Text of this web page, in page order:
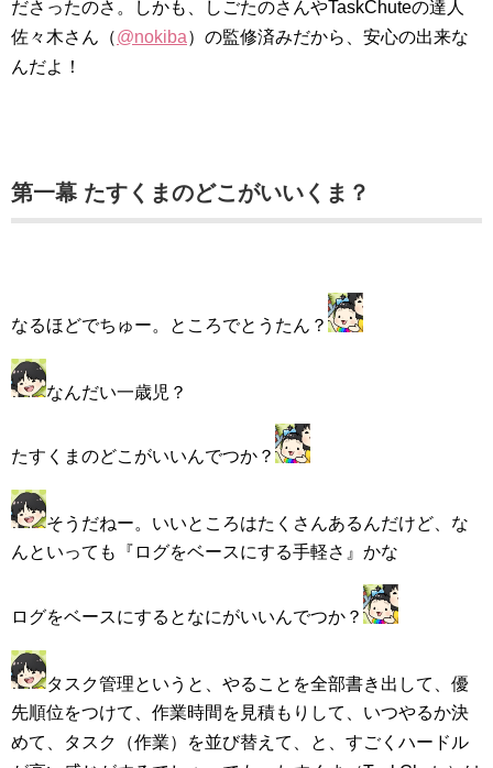
ださったのさ。しかも、しごたのさんやTaskChuteの達人
佐々木さん（@nokiba）の監修済みだから、安心の出来な
んだよ！
第一幕 たすくまのどこがいいくま？
なるほどでちゅー。ところでとうたん？
なんだい一歳児？
たすくまのどこがいいんでつか？
そうだねー。いいところはたくさんあるんだけど、な
んといっても『ログをベースにする手軽さ』かな
ログをベースにするとなにがいいんでつか？
タスク管理というと、やることを全部書き出して、優
先順位をつけて、作業時間を見積もりして、いつやるか決
めて、タスク（作業）を並び替えて、と、すごくハードル